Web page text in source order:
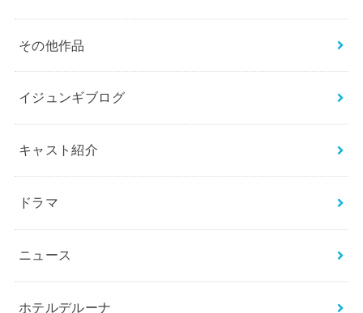
その他作品
イジュンギブログ
キャスト紹介
ドラマ
ニュース
ホテルデルーナ